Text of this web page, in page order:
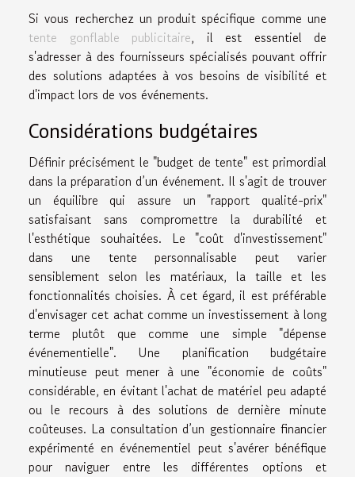
Si vous recherchez un produit spécifique comme une
tente gonflable publicitaire, il est essentiel de
s'adresser à des fournisseurs spécialisés pouvant offrir
des solutions adaptées à vos besoins de visibilité et
d'impact lors de vos événements.
Considérations budgétaires
Définir précisément le "budget de tente" est primordial
dans la préparation d’un événement. Il s'agit de trouver
un équilibre qui assure un "rapport qualité-prix"
satisfaisant sans compromettre la durabilité et
l'esthétique souhaitées. Le "coût d'investissement"
dans une tente personnalisable peut varier
sensiblement selon les matériaux, la taille et les
fonctionnalités choisies. À cet égard, il est préférable
d'envisager cet achat comme un investissement à long
terme plutôt que comme une simple "dépense
événementielle". Une planification budgétaire
minutieuse peut mener à une "économie de coûts"
considérable, en évitant l'achat de matériel peu adapté
ou le recours à des solutions de dernière minute
coûteuses. La consultation d’un gestionnaire financier
expérimenté en événementiel peut s'avérer bénéfique
pour naviguer entre les différentes options et